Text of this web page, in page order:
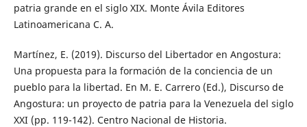
patria grande en el siglo XIX. Monte Ávila Editores
Latinoamericana C. A.
Martínez, E. (2019). Discurso del Libertador en Angostura:
Una propuesta para la formación de la conciencia de un
pueblo para la libertad. En M. E. Carrero (Ed.), Discurso de
Angostura: un proyecto de patria para la Venezuela del siglo
XXI (pp. 119-142). Centro Nacional de Historia.